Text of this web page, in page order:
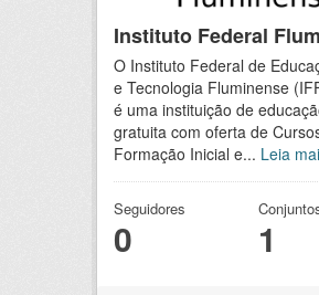
Instituto Federal
O Instituto Federal de
e Tecnologia Fluminense
é uma instituição de
gratuita com oferta de
Formação Inicial e... Leia
Seguidores
0 1